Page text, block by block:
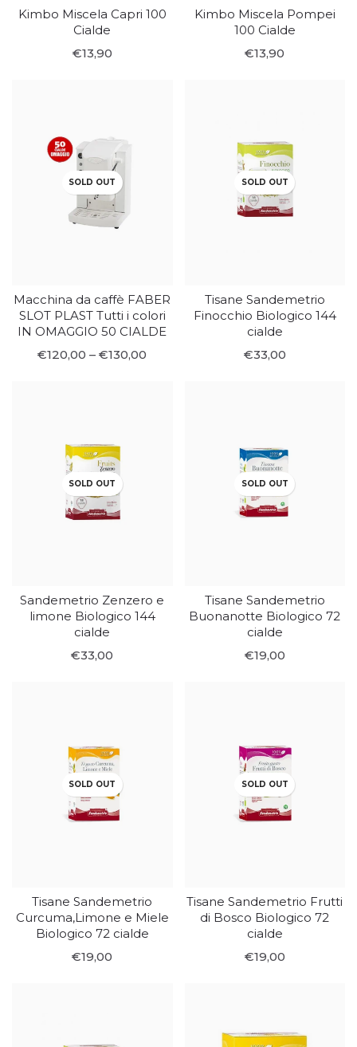
Kimbo Miscela Capri 100
Cialde
€13,90
Kimbo Miscela Pompei
100 Cialde
€13,90
SOLD OUT
Macchina da caffè FABER
SLOT PLAST Tutti i colori
IN OMAGGIO 50 CIALDE
€120,00 – €130,00
SOLD OUT
Tisane Sandemetrio
Finocchio Biologico 144
cialde
€33,00
SOLD OUT
Sandemetrio Zenzero e
limone Biologico 144
cialde
€33,00
SOLD OUT
Tisane Sandemetrio
Buonanotte Biologico 72
cialde
€19,00
SOLD OUT
Tisane Sandemetrio
Curcuma,Limone e Miele
Biologico 72 cialde
€19,00
SOLD OUT
Tisane Sandemetrio Frutti
di Bosco Biologico 72
cialde
€19,00